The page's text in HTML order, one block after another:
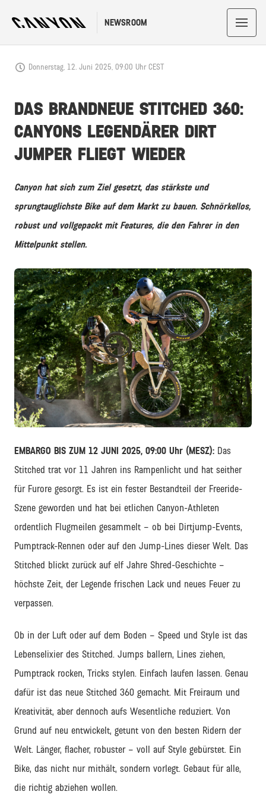
NEWSROOM
Donnerstag, 12. Juni 2025, 09:00 Uhr CEST
DAS BRANDNEUE STITCHED 360:
CANYONS LEGENDÄRER DIRT
JUMPER FLIEGT WIEDER
Canyon hat sich zum Ziel gesetzt, das stärkste und
sprungtauglichste Bike auf dem Markt zu bauen. Schnörkellos,
robust und vollgepackt mit Features, die den Fahrer in den
Mittelpunkt stellen.
JPG
EMBARGO BIS ZUM 12 JUNI 2025, 09:00 Uhr (MESZ): Das
Stitched trat vor 11 Jahren ins Rampenlicht und hat seither
für Furore gesorgt. Es ist ein fester Bestandteil der Freeride-
Szene geworden und hat bei etlichen Canyon-Athleten
ordentlich Flugmeilen gesammelt – ob bei Dirtjump-Events,
Pumptrack-Rennen oder auf den Jump-Lines dieser Welt. Das
Stitched blickt zurück auf elf Jahre Shred-Geschichte –
höchste Zeit, der Legende frischen Lack und neues Feuer zu
verpassen.
Ob in der Luft oder auf dem Boden – Speed und Style ist das
Lebenselixier des Stitched. Jumps ballern, Lines ziehen,
Pumptrack rocken, Tricks stylen. Einfach laufen lassen. Genau
dafür ist das neue Stitched 360 gemacht. Mit Freiraum und
Kreativität, aber dennoch aufs Wesentliche reduziert. Von
Grund auf neu entwickelt, getunt von den besten Ridern der
Welt. Länger, flacher, robuster – voll auf Style gebürstet. Ein
Bike, das nicht nur mithält, sondern vorlegt. Gebaut für alle,
die richtig abziehen wollen.